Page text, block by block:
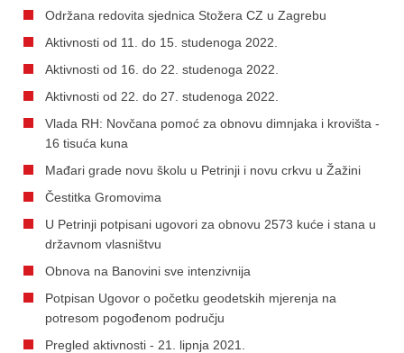
Održana redovita sjednica Stožera CZ u Zagrebu
Aktivnosti od 11. do 15. studenoga 2022.
Aktivnosti od 16. do 22. studenoga 2022.
Aktivnosti od 22. do 27. studenoga 2022.
Vlada RH: Novčana pomoć za obnovu dimnjaka i krovišta -
16 tisuća kuna
Mađari grade novu školu u Petrinji i novu crkvu u Žažini
Čestitka Gromovima
U Petrinji potpisani ugovori za obnovu 2573 kuće i stana u
državnom vlasništvu
Obnova na Banovini sve intenzivnija
Potpisan Ugovor o početku geodetskih mjerenja na
potresom pogođenom području
Pregled aktivnosti - 21. lipnja 2021.